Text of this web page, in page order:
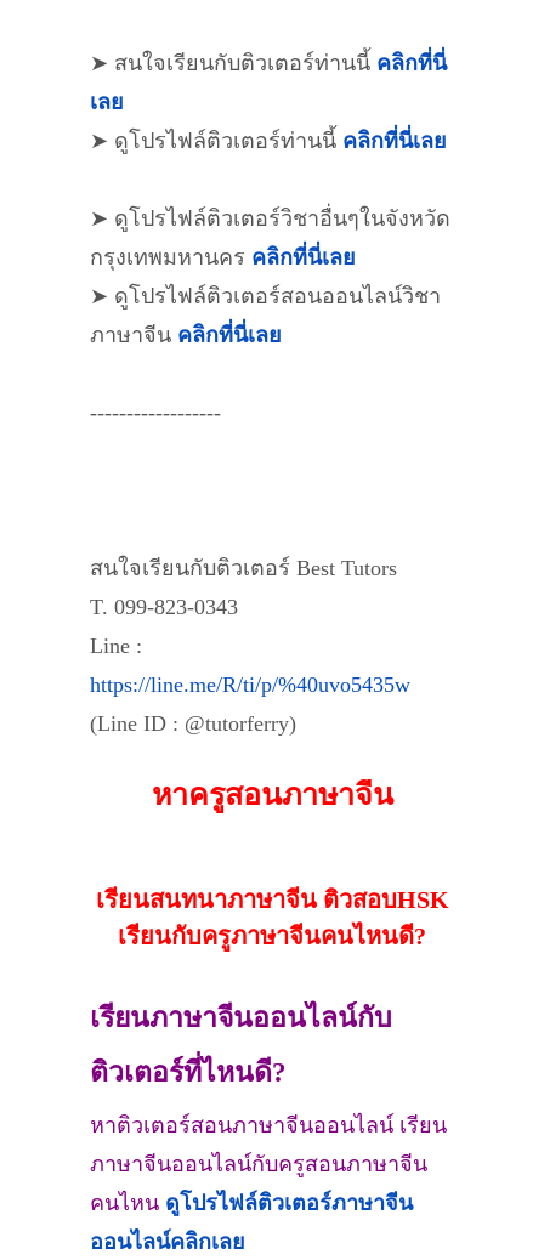
➤ สนใจเรียนกับติวเตอร์ท่านนี้ คลิกที่นี่
เลย
➤ ดูโปรไฟล์ติวเตอร์ท่านนี้ คลิกที่นี่เลย
➤ ดูโปรไฟล์ติวเตอร์วิชาอื่นๆในจังหวัด
กรุงเทพมหานคร คลิกที่นี่เลย
➤ ดูโปรไฟล์ติวเตอร์สอนออนไลน์วิชา
ภาษาจีน คลิกที่นี่เลย
------------------
สนใจเรียนกับติวเตอร์ Best Tutors
T. 099-823-0343
Line :
https://line.me/R/ti/p/%40uvo5435w
(Line ID : @tutorferry)
หาครูสอนภาษาจีน
เรียนสนทนาภาษาจีน ติวสอบHSK
เรียนกับครูภาษาจีนคนไหนดี?
เรียนภาษาจีนออนไลน์กับ
ติวเตอร์ที่ไหนดี?
หาติวเตอร์สอนภาษาจีนออนไลน์ เรียน
ภาษาจีนออนไลน์กับครูสอนภาษาจีน
คนไหน ดูโปรไฟล์ติวเตอร์ภาษาจีน
ออนไลน์คลิกเลย